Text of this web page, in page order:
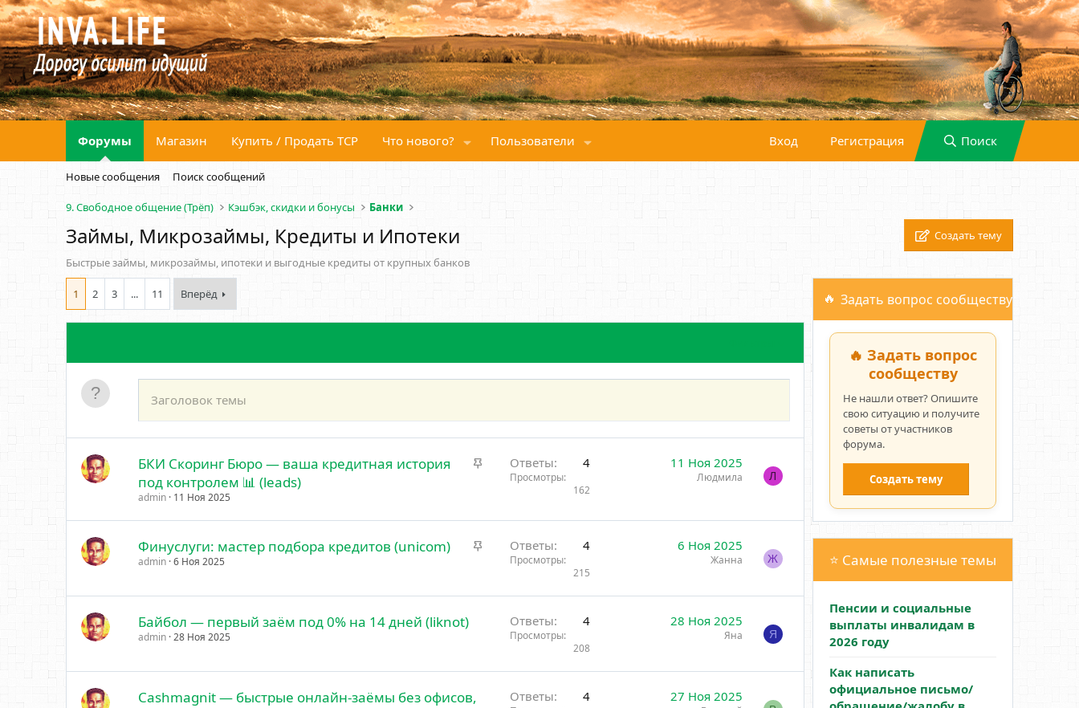
Форумы Магазин Купить / Продать ТСР Что нового? Пользователи Вход Регистрация Поиск
Новые сообщения Поиск сообщений
9. Свободное общение (Трёп) Кэшбэк, скидки и бонусы Банки
Займы, Микрозаймы, Кредиты и Ипотеки
Создать тему
Быстрые займы, микрозаймы, ипотеки и выгодные кредиты от крупных банков
1 2 3 ... 11 Вперёд
З
п
н
БКИ Скоринг Бюро — ваша кредитная история
под контролем 📊 (leads)
admin 11 Ноя 2025
Ответы 4
Просмотры
162
11 Ноя 2025
Людмила Л
З
р
Финуслуги: мастер подбора кредитов (unicom)
admin 6 Ноя 2025
Ответы 4
Просмотры
215
6 Ноя 2025
Жанна Ж
Байбол — первый заём под 0% на 14 дней (liknot)
admin 28 Ноя 2025
Ответы 4
Просмотры
208
28 Ноя 2025
Яна Я
Cashmagnit — быстрые онлайн-заёмы без офисов,
Ответы 4 27 Ноя 2025
Задать вопрос сообществу
🔥 Задать вопрос
сообществу
Не нашли ответ? Опишите
свою ситуацию и получите
советы от участников
форума.
Создать тему
⭐ Самые полезные темы
Пенсии и социальные
выплаты инвалидам в
2026 году
Как написать
официальное письмо/